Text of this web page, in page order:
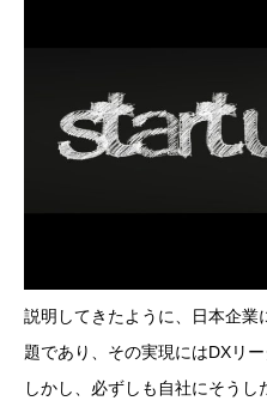
説明してきたように、日本企業
題であり、その実現にはDXリ
しかし、必ずしも自社にそう